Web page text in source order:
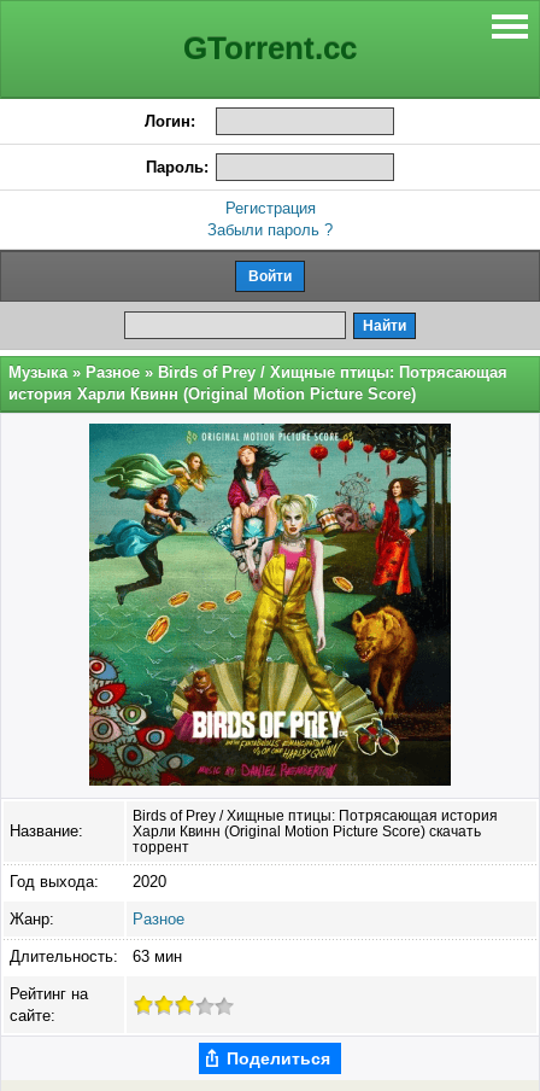
GTorrent.cc
Логин:
Пароль:
Регистрация
Забыли пароль ?
Музыка » Разное » Birds of Prey / Хищные птицы: Потрясающая
история Харли Квинн (Original Motion Picture Score)
Название:
Birds of Prey / Хищные птицы: Потрясающая история
Харли Квинн (Original Motion Picture Score) скачать
торрент
Год выхода: 2020
Жанр: Разное
Длительность: 63 мин
Рейтинг на
сайте:
Поделиться